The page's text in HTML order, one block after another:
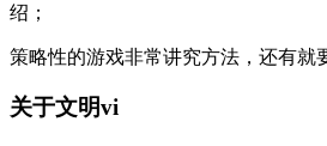
绍；
策略性的游戏非常讲究方法，还有就
关于文明vi